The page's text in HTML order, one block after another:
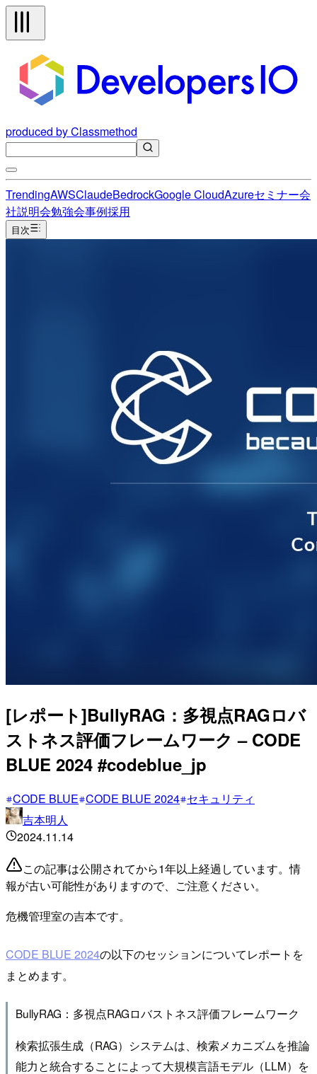
produced by Classmethod
TrendingAWSClaudeBedrockGoogle CloudAzureセミナー会
社説明会勉強会事例採用
目次
[レポート]BullyRAG：多視点RAGロバ
ストネス評価フレームワーク – CODE
BLUE 2024 #codeblue_jp
CODE BLUE CODE BLUE 2024 セキュリティ
吉本明人
2024.11.14
この記事は公開されてから1年以上経過しています。情
報が古い可能性がありますので、ご注意ください。
危機管理室の吉本です。
CODE BLUE 2024の以下のセッションについてレポートを
まとめます。
BullyRAG：多視点RAGロバストネス評価フレームワーク
検索拡張生成（RAG）システムは、検索メカニズムを推論
能力と統合することによって大規模言語モデル（LLM）を